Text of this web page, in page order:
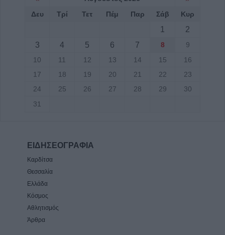
Δευ Τρί Τετ Πέμ Παρ Σάβ Κυρ
1
2
3
4 5 6 7 8
9
10
11 12 13 14 15
16
17
18 19 20 21 22
23
24
25 26 27 28 29
30
31
ΕΙΔΗΣΕΟΓΡΑΦΙΑ
Καρδίτσα
Θεσσαλία
Ελλάδα
Κόσμος
Αθλητισμός
Άρθρα